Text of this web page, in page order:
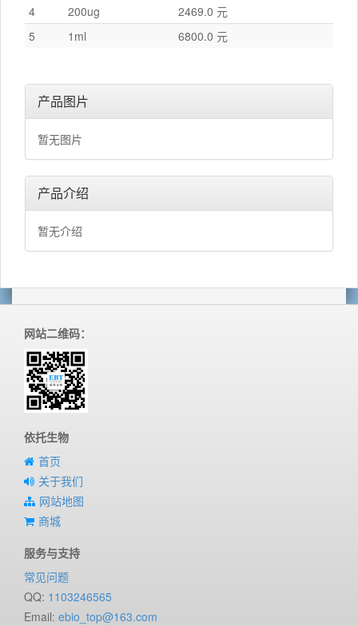
4
200ug
2469.0 元
5
1ml 6800.0 元
产品图片
暂无图片
产品介绍
暂无介绍
网站二维码：
依托生物
首页
关于我们
网站地图
商城
服务与支持
常见问题
QQ: 1103246565
Email: ebio_top@163.com